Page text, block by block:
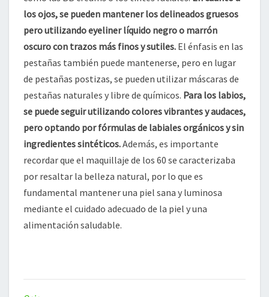
los ojos, se pueden mantener los delineados gruesos
pero utilizando eyeliner líquido negro o marrón
oscuro con trazos más finos y sutiles. El énfasis en las
pestañas también puede mantenerse, pero en lugar
de pestañas postizas, se pueden utilizar máscaras de
pestañas naturales y libre de químicos. Para los labios,
se puede seguir utilizando colores vibrantes y audaces,
pero optando por fórmulas de labiales orgánicos y sin
ingredientes sintéticos.Además, es importante
recordar que el maquillaje de los 60 se caracterizaba
por resaltar la belleza natural, por lo que es
fundamental mantener una piel sana y luminosa
mediante el cuidado adecuado de la piel y una
alimentación saludable.